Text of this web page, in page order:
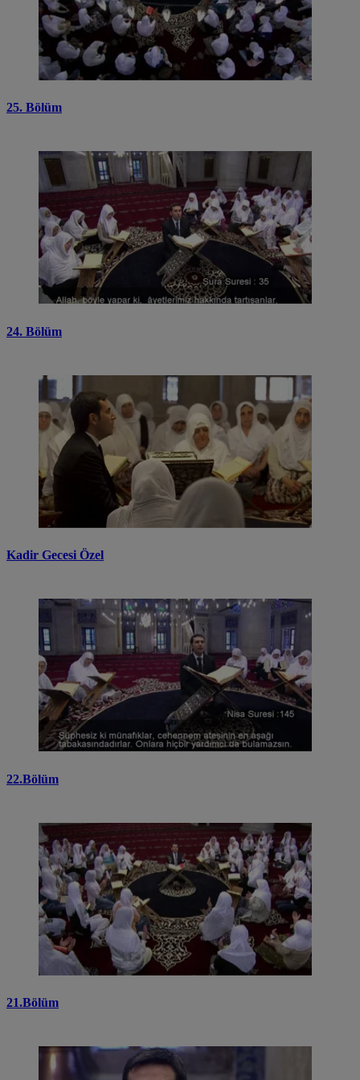
25. Bölüm
24. Bölüm
Kadir Gecesi Özel
22.Bölüm
21.Bölüm